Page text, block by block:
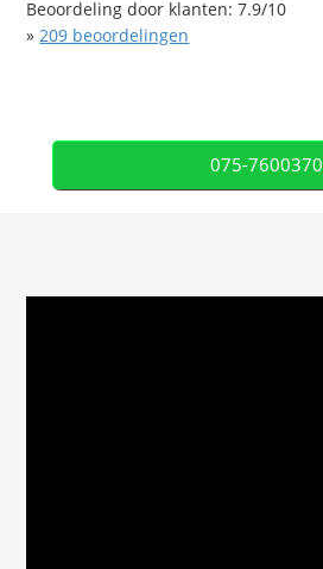
Beoordeling door klanten:7.9/10
» 209 beoordelingen
075-7600370